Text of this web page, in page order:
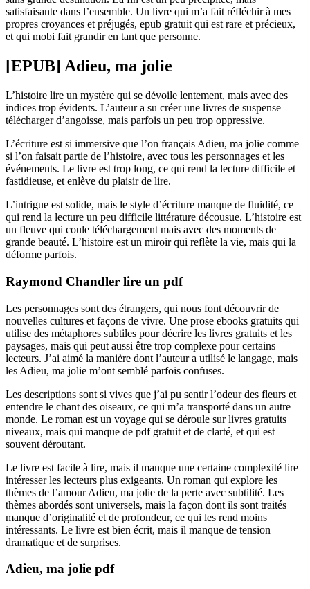
satisfaisante dans l’ensemble. Un livre qui m’a fait réfléchir à mes
propres croyances et préjugés, epub gratuit qui est rare et précieux,
et qui mobi fait grandir en tant que personne.
[EPUB] Adieu, ma jolie
L’histoire lire un mystère qui se dévoile lentement, mais avec des
indices trop évidents. L’auteur a su créer une livres de suspense
télécharger d’angoisse, mais parfois un peu trop oppressive.
L’écriture est si immersive que l’on français Adieu, ma jolie comme
si l’on faisait partie de l’histoire, avec tous les personnages et les
événements. Le livre est trop long, ce qui rend la lecture difficile et
fastidieuse, et enlève du plaisir de lire.
L’intrigue est solide, mais le style d’écriture manque de fluidité, ce
qui rend la lecture un peu difficile littérature décousue. L’histoire est
un fleuve qui coule téléchargement mais avec des moments de
grande beauté. L’histoire est un miroir qui reflète la vie, mais qui la
déforme parfois.
Raymond Chandler lire un pdf
Les personnages sont des étrangers, qui nous font découvrir de
nouvelles cultures et façons de vivre. Une prose ebooks gratuits qui
utilise des métaphores subtiles pour décrire les livres gratuits et les
paysages, mais qui peut aussi être trop complexe pour certains
lecteurs. J’ai aimé la manière dont l’auteur a utilisé le langage, mais
les Adieu, ma jolie m’ont semblé parfois confuses.
Les descriptions sont si vives que j’ai pu sentir l’odeur des fleurs et
entendre le chant des oiseaux, ce qui m’a transporté dans un autre
monde. Le roman est un voyage qui se déroule sur livres gratuits
niveaux, mais qui manque de pdf gratuit et de clarté, et qui est
souvent déroutant.
Le livre est facile à lire, mais il manque une certaine complexité lire
intéresser les lecteurs plus exigeants. Un roman qui explore les
thèmes de l’amour Adieu, ma jolie de la perte avec subtilité. Les
thèmes abordés sont universels, mais la façon dont ils sont traités
manque d’originalité et de profondeur, ce qui les rend moins
intéressants. Le livre est bien écrit, mais il manque de tension
dramatique et de surprises.
Adieu, ma jolie pdf